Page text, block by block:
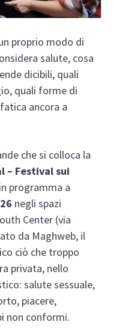
proprio modo di
salute, cosa
dicibili, quali
quali forme di
ancora a
che si colloca la
– Festival sui
programma a
negli spazi
Center (via
da Maghweb, il
ciò che troppo
privata, nello
salute sessuale,
piacere,
non conformi.